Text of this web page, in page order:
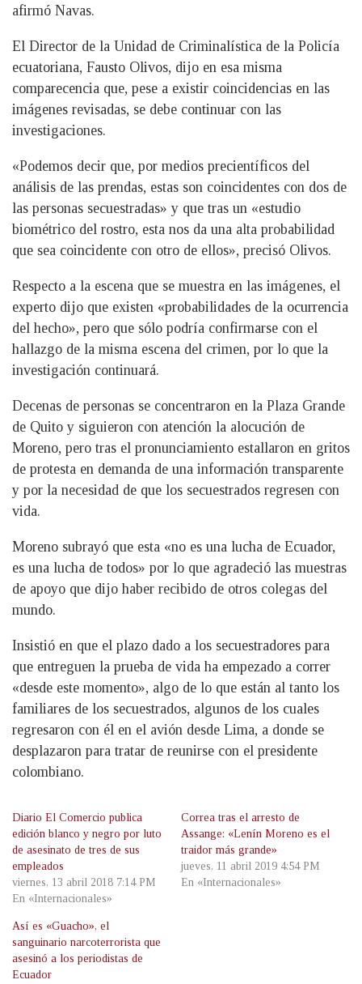
afirmó Navas.
El Director de la Unidad de Criminalística de la Policía
ecuatoriana, Fausto Olivos, dijo en esa misma
comparecencia que, pese a existir coincidencias en las
imágenes revisadas, se debe continuar con las
investigaciones.
«Podemos decir que, por medios precientíficos del
análisis de las prendas, estas son coincidentes con dos de
las personas secuestradas» y que tras un «estudio
biométrico del rostro, esta nos da una alta probabilidad
que sea coincidente con otro de ellos», precisó Olivos.
Respecto a la escena que se muestra en las imágenes, el
experto dijo que existen «probabilidades de la ocurrencia
del hecho», pero que sólo podría confirmarse con el
hallazgo de la misma escena del crimen, por lo que la
investigación continuará.
Decenas de personas se concentraron en la Plaza Grande
de Quito y siguieron con atención la alocución de
Moreno, pero tras el pronunciamiento estallaron en gritos
de protesta en demanda de una información transparente
y por la necesidad de que los secuestrados regresen con
vida.
Moreno subrayó que esta «no es una lucha de Ecuador,
es una lucha de todos» por lo que agradeció las muestras
de apoyo que dijo haber recibido de otros colegas del
mundo.
Insistió en que el plazo dado a los secuestradores para
que entreguen la prueba de vida ha empezado a correr
«desde este momento», algo de lo que están al tanto los
familiares de los secuestrados, algunos de los cuales
regresaron con él en el avión desde Lima, a donde se
desplazaron para tratar de reunirse con el presidente
colombiano.
Diario El Comercio publica
edición blanco y negro por luto
de asesinato de tres de sus
empleados
viernes, 13 abril 2018 7:14 PM
En «Internacionales»
Correa tras el arresto de
Assange: «Lenín Moreno es el
traidor más grande»
jueves, 11 abril 2019 4:54 PM
En «Internacionales»
Así es «Guacho», el
sanguinario narcoterrorista que
asesinó a los periodistas de
Ecuador